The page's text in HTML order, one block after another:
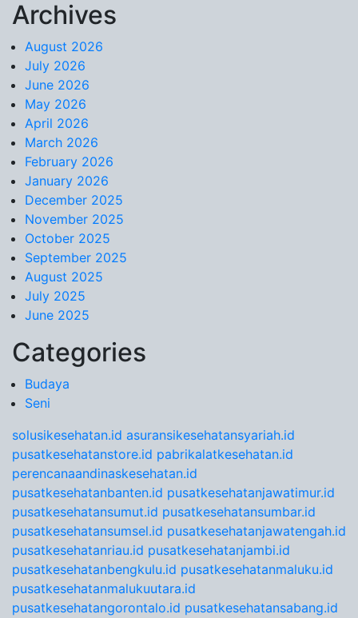
Skip to content
Archives
August 2026
July 2026
June 2026
May 2026
April 2026
March 2026
February 2026
January 2026
December 2025
November 2025
October 2025
September 2025
August 2025
July 2025
June 2025
Categories
Budaya
Seni
solusikesehatan.id asuransikesehatansyariah.id
pusatkesehatanstore.id pabrikalatkesehatan.id
perencanaandinaskesehatan.id
pusatkesehatanbanten.id pusatkesehatanjawatimur.id
pusatkesehatansumut.id pusatkesehatansumbar.id
pusatkesehatansumsel.id pusatkesehatanjawatengah.id
pusatkesehatanriau.id pusatkesehatanjambi.id
pusatkesehatanbengkulu.id pusatkesehatanmaluku.id
pusatkesehatanmalukuutara.id
pusatkesehatangorontalo.id pusatkesehatansabang.id